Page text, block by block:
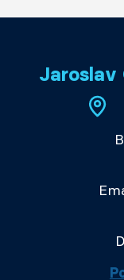
Jaroslav